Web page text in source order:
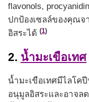
flavonols,
ปกป้องเซลล์ของคุณจ
อิสระได้ (1)
2. น้ำมะเขือเทศ
น้ำมะเขือเทศมีไลโค
อนุมูลอิสระและอาจล